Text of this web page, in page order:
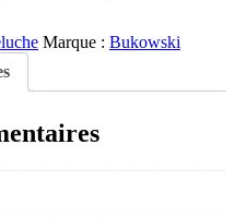
Marque : Bukowski